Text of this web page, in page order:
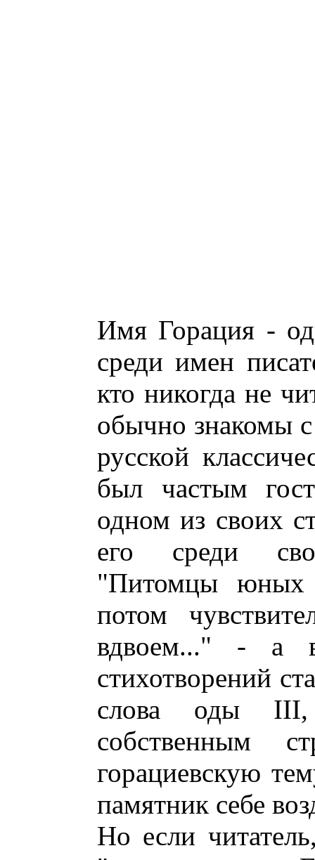
Имя Горация -
среди имен
кто никогда не
обычно знакомы
русской
был частым
одном из своих
его среди
"Питомцы юных
потом
вдвоем..." - а
стихотворений
слова оды
собственным
горациевскую
памятник себе
Но если